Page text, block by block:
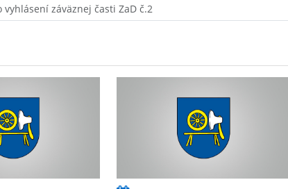
vyhlásení záväznej časti ZaD č.2